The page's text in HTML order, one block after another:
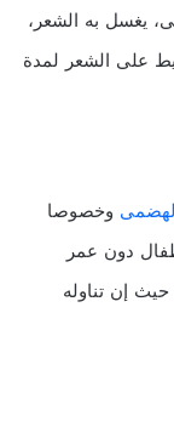
يغسل به الشعر،
على الشعر لمدة
وخصوصا
دون عمر
إن تناوله